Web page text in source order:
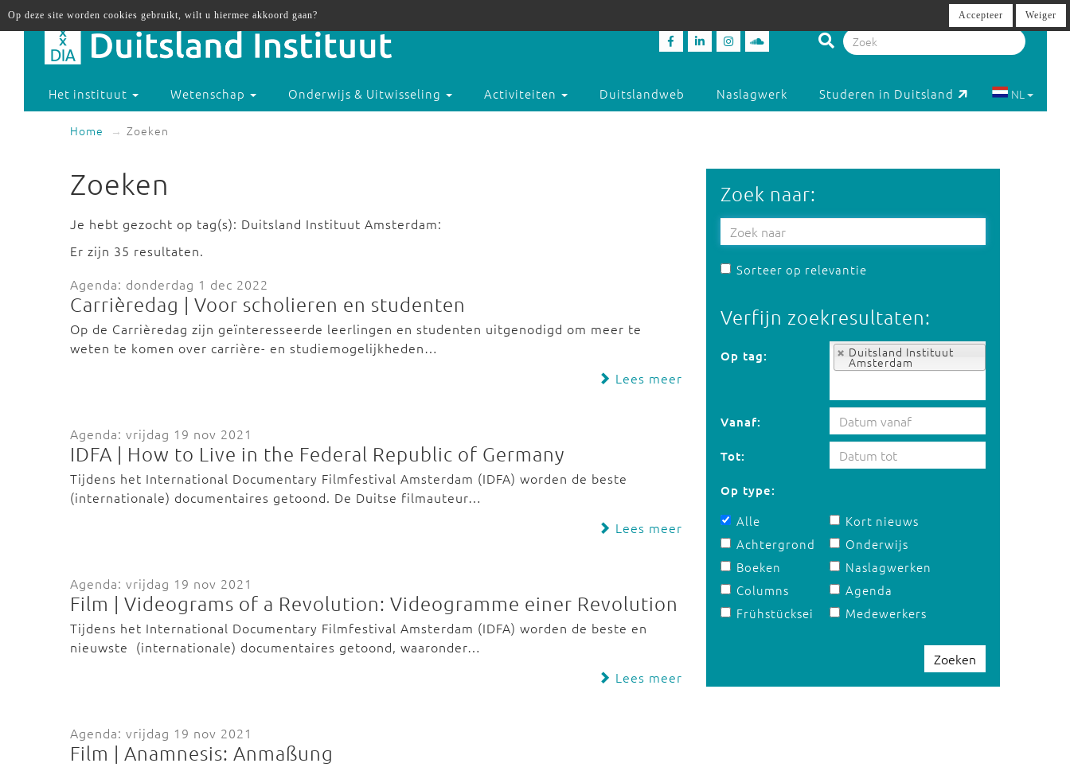
Het instituut Wetenschap Onderwijs & Uitwisseling Activiteiten Duitslandweb Naslagwerk Studeren in Duitsland NL
Home Zoeken
Zoeken
Je hebt gezocht op tag(s): Duitsland Instituut Amsterdam:
Er zijn 35 resultaten.
Agenda: donderdag 1 dec 2022
Carrièredag | Voor scholieren en studenten
Op de Carrièredag zijn geïnteresseerde leerlingen en studenten uitgenodigd om meer te
weten te komen over carrière- en studiemogelijkheden…
Lees meer
Agenda: vrijdag 19 nov 2021
IDFA | How to Live in the Federal Republic of Germany
Tijdens het International Documentary Filmfestival Amsterdam (IDFA) worden de beste
(internationale) documentaires getoond. De Duitse filmauteur…
Lees meer
Agenda: vrijdag 19 nov 2021
Film | Videograms of a Revolution: Videogramme einer Revolution
Tijdens het International Documentary Filmfestival Amsterdam (IDFA) worden de beste en
nieuwste (internationale) documentaires getoond, waaronder…
Lees meer
Agenda: vrijdag 19 nov 2021
Film | Anamnesis: Anmaßung
Zoek naar:
Sorteer op relevantie
Verfijn zoekresultaten:
Op tag: Duitsland Instituut
Amsterdam
Op tag:
Vanaf:
Tot:
Op type:
Alle
Achtergrond
Boeken
Columns
Frühstücksei
Kort nieuws
Onderwijs
Naslagwerken
Agenda
Medewerkers
Zoeken
Op deze site worden cookies gebruikt, wilt u hiermee akkoord gaan? Accepteer Weiger